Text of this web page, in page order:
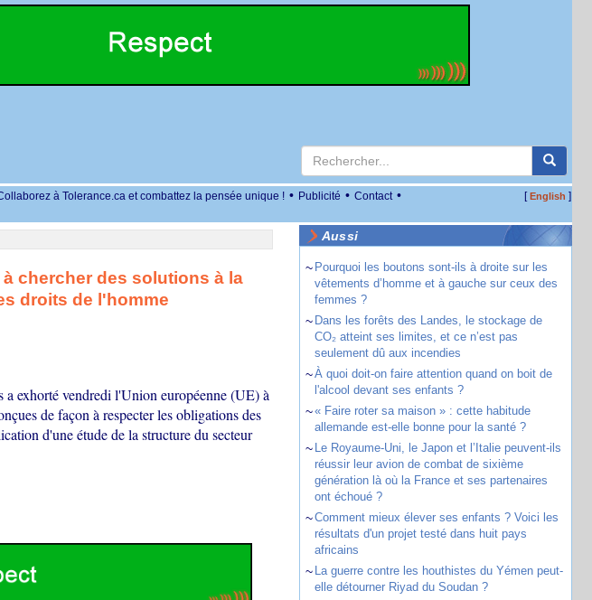
à Tolerance.ca et combattez la pensée unique ! • Publicité • Contact • [English ]
chercher des solutions à la
droits de l'homme
exhorté vendredi l'Union européenne (UE) à
de façon à respecter les obligations des
d'une étude de la structure du secteur
Aussi
~ Pourquoi les boutons sont-ils à droite sur les
vêtements d’homme et à gauche sur ceux des
femmes ?
~ Dans les forêts des Landes, le stockage de
CO₂ atteint ses limites, et ce n’est pas
seulement dû aux incendies
~À quoi doit-on faire attention quand on boit de
l'alcool devant ses enfants ?
~« Faire roter sa maison » : cette habitude
allemande est-elle bonne pour la santé ?
~ Le Royaume-Uni, le Japon et l’Italie peuvent-ils
réussir leur avion de combat de sixième
génération là où la France et ses partenaires
ont échoué ?
~Comment mieux élever ses enfants ? Voici les
résultats d'un projet testé dans huit pays
africains
~ La guerre contre les houthistes du Yémen peut-
elle détourner Riyad du Soudan ?